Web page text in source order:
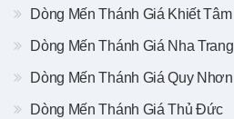
Dòng Mến Thánh Giá Khiết Tâm
Dòng Mến Thánh Giá Nha Trang
Dòng Mến Thánh Giá Quy Nhơn
Dòng Mến Thánh Giá Thủ Đức